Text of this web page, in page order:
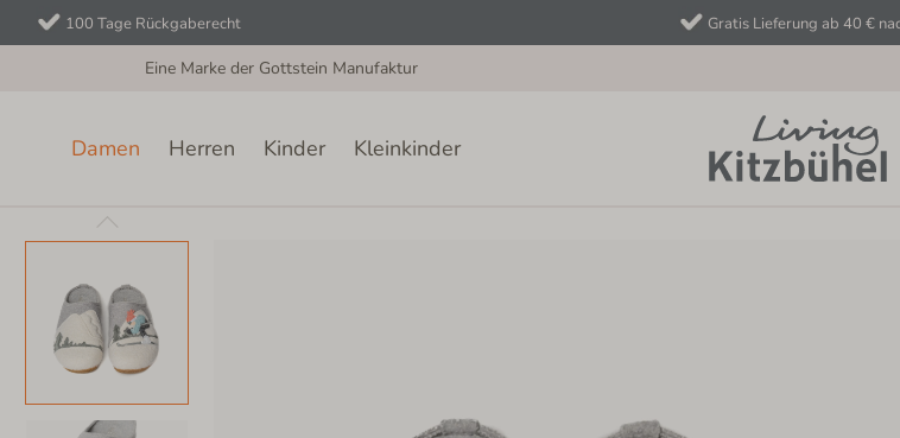
100 Tage Rückgaberecht Gratis Lieferung ab 40 €
Eine Marke der Gottstein Manufaktur
Damen Herren Kinder Kleinkinder